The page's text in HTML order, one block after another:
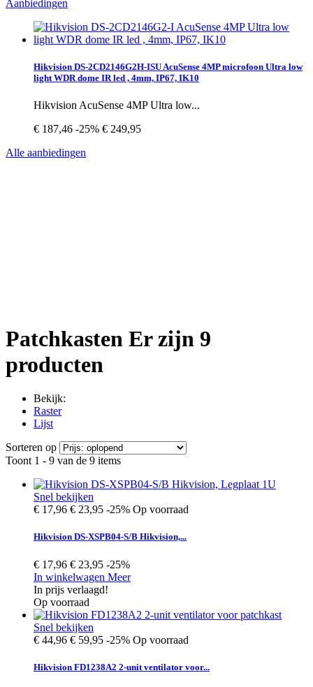
Aanbiedingen
Hikvision DS-2CD2146G2H-ISU AcuSense 4MP microfoon Ultra low
light WDR dome IR led , 4mm, IP67, IK10
Hikvision AcuSense 4MP Ultra low...
€ 187,46 -25% € 249,95
Alle aanbiedingen
Patchkasten Er zijn 9
producten
Bekijk:
Raster
Lijst
Sorteren op
Toont 1 - 9 van de 9 items
Snel bekijken
€ 17,96 € 23,95 -25% Op voorraad
Hikvision DS-XSPB04-S/B Hikvision,...
€ 17,96 € 23,95 -25%
In winkelwagen Meer
In prijs verlaagd!
Op voorraad
Snel bekijken
€ 44,96 € 59,95 -25% Op voorraad
Hikvision FD1238A2 2-unit ventilator voor...